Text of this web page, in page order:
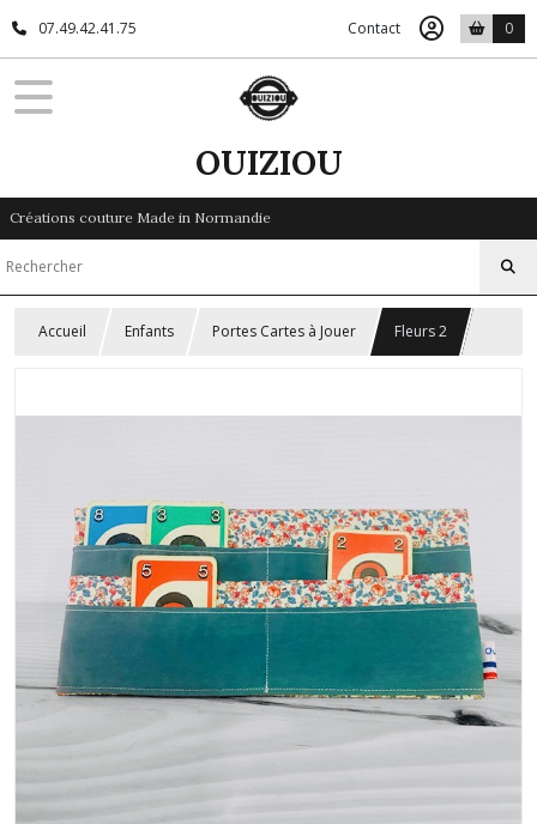
07.49.42.41.75 Contact 0
OUIZIOU
Créations couture Made in Normandie
Accueil Enfants Portes Cartes à Jouer Fleurs 2